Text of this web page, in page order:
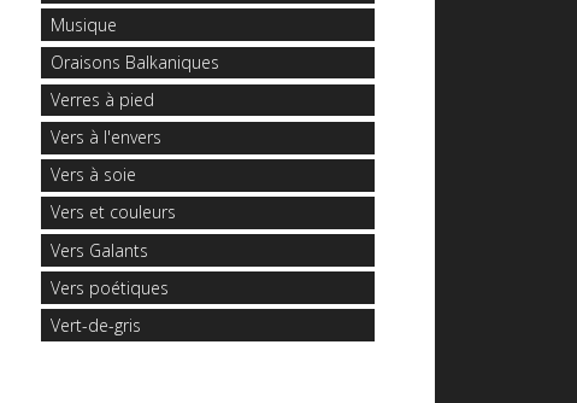
Musique
Oraisons Balkaniques
Verres à pied
Vers à l'envers
Vers à soie
Vers et couleurs
Vers Galants
Vers poétiques
Vert-de-gris